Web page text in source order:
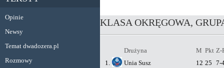
Opinie
Newsy
Temat dwadozera.pl
Rozmowy
KLASA OKRĘGOWA,
Drużyna M Pkt Z-
1.
Unia Susz 12 25 7-